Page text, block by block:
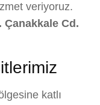
veriyoruz.
Çanakkale Cd.
katlı